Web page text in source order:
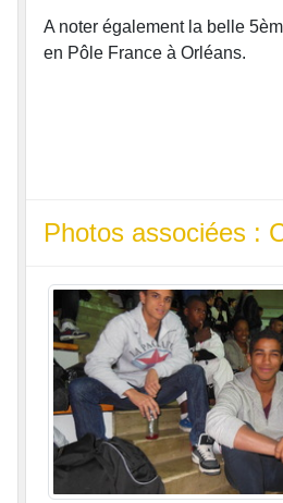
A noter également la belle
en Pôle France à Orléans.
Photos associées :